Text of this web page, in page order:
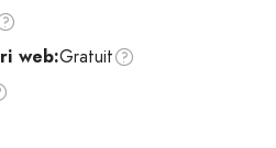
web:Gratuit